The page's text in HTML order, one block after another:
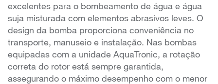
excelentes para o bombeamento de água e água
suja misturada com elementos abrasivos leves. O
design da bomba proporciona conveniência no
transporte, manuseio e instalação. Nas bombas
equipadas com a unidade AquaTronic, a rotação
correta do rotor está sempre garantida,
assegurando o máximo desempenho com o menor